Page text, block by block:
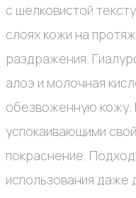
с шелковистой
слоях кожи на
раздражения.
алоэ и молочная
обезвоженную кожу.
успокаивающими
покраснение.
использования даже